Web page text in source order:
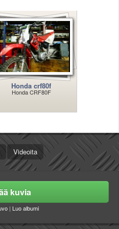
Honda crf80f
Honda CRF80F
Videoita
kuvia
| Luo albumi